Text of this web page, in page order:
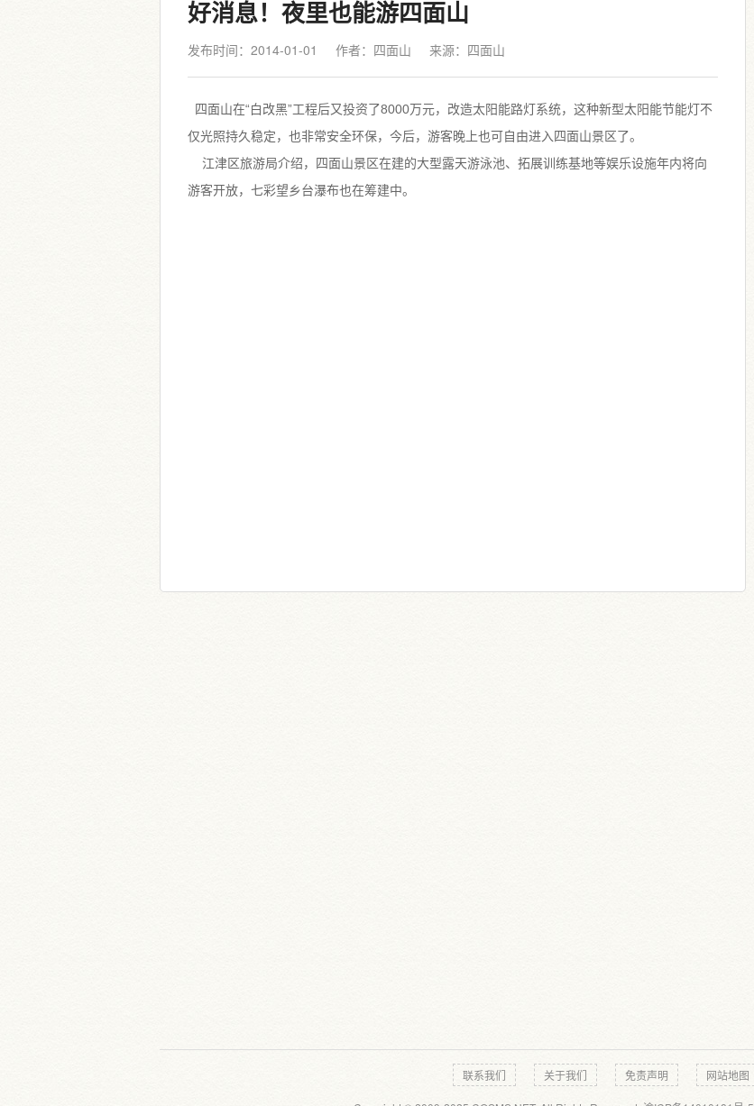
好消息！夜里也能游四面山
发布时间：2014-01-01 作者：四面山 来源： 四面山
四面山在“白改黑”工程后又投资了8000万元，改造太阳能路灯系统，这种新型太阳能节能灯不
仅光照持久稳定，也非常安全环保，今后，游客晚上也可自由进入四面山景区了。
江津区旅游局介绍，四面山景区在建的大型露天游泳池、拓展训练基地等娱乐设施年内将向
游客开放，七彩望乡台瀑布也在筹建中。
联系我们 关于我们 免责声明 网站地图